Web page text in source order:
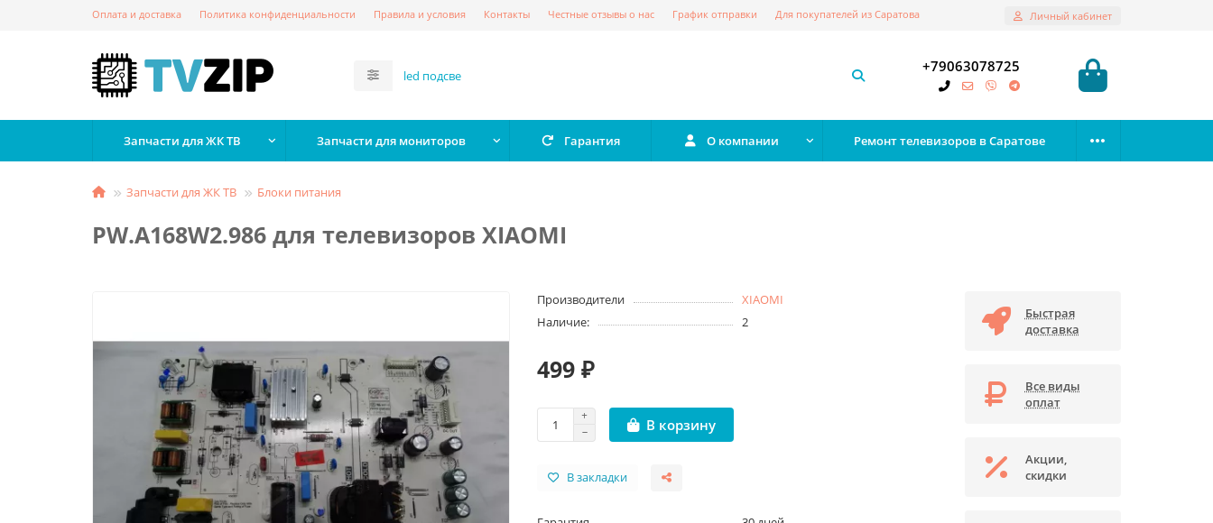
Оплата и доставка Политика конфиденциальности Правила и условия Контакты Честные отзывы о нас График отправки Для покупателей из Саратова Личный кабинет
+79063078725
Запчасти для ЖК ТВ Запчасти для мониторов Гарантия О компании Ремонт телевизоров в Саратове
Запчасти для ЖК ТВ Блоки питания
PW.A168W2.986 для телевизоров XIAOMI
Производители
XIAOMI
Наличие:
2
499 ₽
В корзину
В закладки
Быстрая
доставка
Все виды
оплат
Акции,
скидки